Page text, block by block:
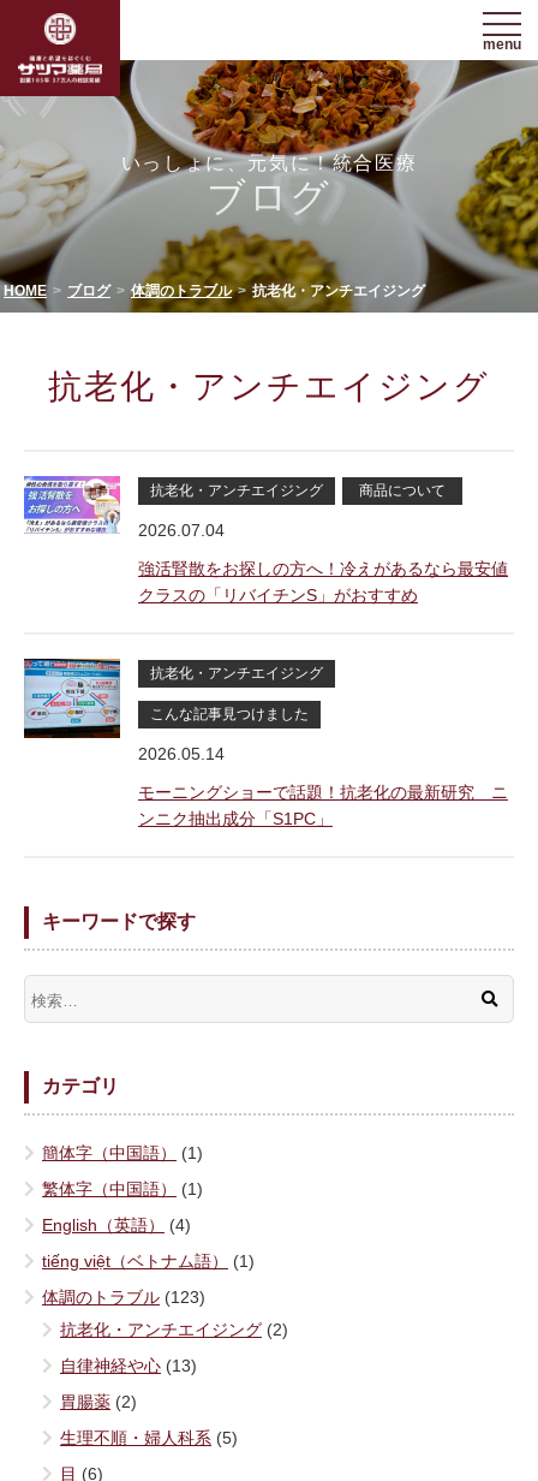
menu
いっしょに、元気に！統合医療
ブログ
HOME ブログ 体調のトラブル 抗老化・アンチエイジング
抗老化・アンチエイジング
抗老化・アンチエイジング 商品について
2026.07.04
強活腎散をお探しの方へ！冷えがあるなら最安値
クラスの「リバイチンS」がおすすめ
抗老化・アンチエイジング
こんな記事見つけました
2026.05.14
モーニングショーで話題！抗老化の最新研究 ニ
ンニク抽出成分「S1PC」
キーワードで探す
カテゴリ
簡体字（中国語）
(1)
繁体字（中国語）
(1)
English（英語）
(4)
tiếng việt（ベトナム語）
(1)
体調のトラブル (123)
抗老化・アンチエイジング (2)
自律神経や心 (13)
胃腸薬 (2)
生理不順・婦人科系 (5)
目 (6)